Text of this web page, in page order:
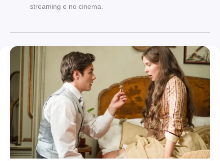
streaming e no cinema.